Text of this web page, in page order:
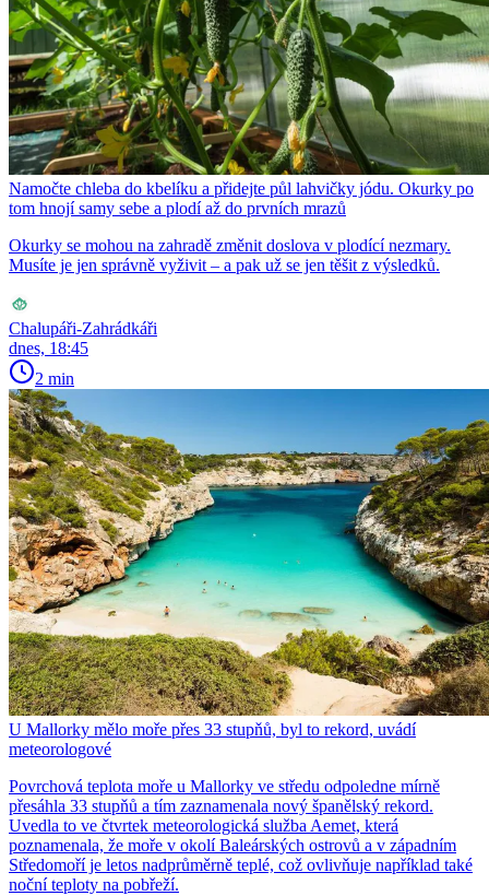
Namočte chleba do kbelíku a přidejte půl lahvičky jódu. Okurky po
tom hnojí samy sebe a plodí až do prvních mrazů
Okurky se mohou na zahradě změnit doslova v plodící nezmary.
Musíte je jen správně vyživit – a pak už se jen těšit z výsledků.
Chalupáři-Zahrádkáři
dnes, 18:45
2 min
U Mallorky mělo moře přes 33 stupňů, byl to rekord, uvádí
meteorologové
Povrchová teplota moře u Mallorky ve středu odpoledne mírně
přesáhla 33 stupňů a tím zaznamenala nový španělský rekord.
Uvedla to ve čtvrtek meteorologická služba Aemet, která
poznamenala, že moře v okolí Baleárských ostrovů a v západním
Středomoří je letos nadprůměrně teplé, což ovlivňuje například také
noční teploty na pobřeží.